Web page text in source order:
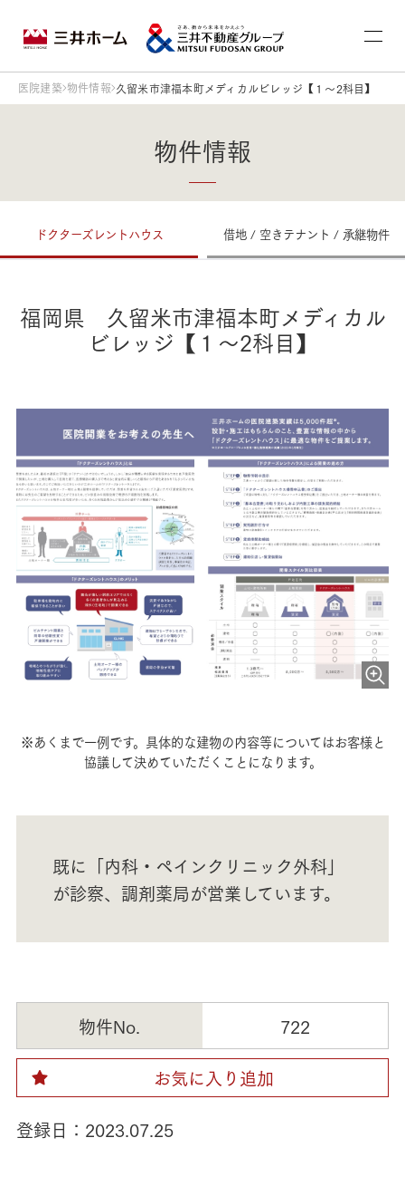
医院建築 物件情報 久留米市津福本町メディカルビレッジ【１～2科目】
物件情報
ドクターズレントハウス 借地 / 空きテナント / 承継物件
福岡県 久留米市津福本町メディカル
ビレッジ【１～2科目】
※あくまで一例です。具体的な建物の内容等についてはお客様と
協議して決めていただくことになります。
既に「内科・ペインクリニック外科」
が診察、調剤薬局が営業しています。
物件No. 722
登録日： 2023.07.25
お気に入り追加